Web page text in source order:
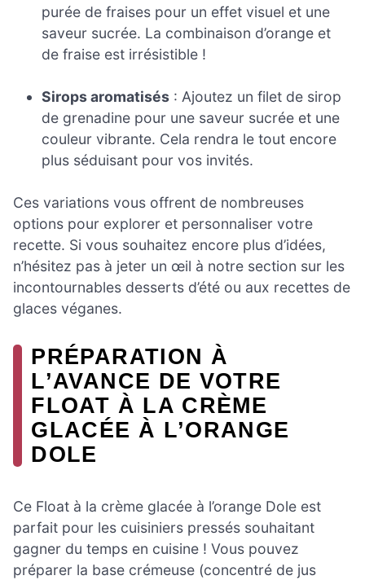
purée de fraises pour un effet visuel et une
saveur sucrée. La combinaison d’orange et
de fraise est irrésistible !
Sirops aromatisés : Ajoutez un filet de sirop
de grenadine pour une saveur sucrée et une
couleur vibrante. Cela rendra le tout encore
plus séduisant pour vos invités.
Ces variations vous offrent de nombreuses
options pour explorer et personnaliser votre
recette. Si vous souhaitez encore plus d’idées,
n’hésitez pas à jeter un œil à notre section sur les
incontournables desserts d’été ou aux recettes de
glaces véganes.
PRÉPARATION À
L’AVANCE DE VOTRE
FLOAT À LA CRÈME
GLACÉE À L’ORANGE
DOLE
Ce Float à la crème glacée à l’orange Dole est
parfait pour les cuisiniers pressés souhaitant
gagner du temps en cuisine ! Vous pouvez
préparer la base crémeuse (concentré de jus